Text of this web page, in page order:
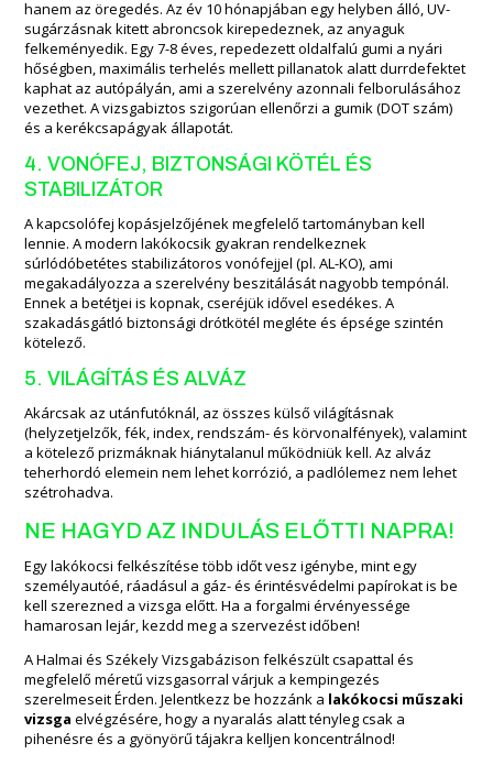
hanem az öregedés. Az év 10 hónapjában egy helyben álló, UV-
sugárzásnak kitett abroncsok kirepedeznek, az anyaguk
felkeményedik. Egy 7-8 éves, repedezett oldalfalú gumi a nyári
hőségben, maximális terhelés mellett pillanatok alatt durrdefektet
kaphat az autópályán, ami a szerelvény azonnali felborulásához
vezethet. A vizsgabiztos szigorúan ellenőrzi a gumik (DOT szám)
és a kerékcsapágyak állapotát.
4. VONÓFEJ, BIZTONSÁGI KÖTÉL ÉS
STABILIZÁTOR
A kapcsolófej kopásjelzőjének megfelelő tartományban kell
lennie. A modern lakókocsik gyakran rendelkeznek
súrlódóbetétes stabilizátoros vonófejjel (pl. AL-KO), ami
megakadályozza a szerelvény beszitálását nagyobb tempónál.
Ennek a betétjei is kopnak, cseréjük idővel esedékes. A
szakadásgátló biztonsági drótkötél megléte és épsége szintén
kötelező.
5. VILÁGÍTÁS ÉS ALVÁZ
Akárcsak az utánfutóknál, az összes külső világításnak
(helyzetjelzők, fék, index, rendszám- és körvonalfények), valamint
a kötelező prizmáknak hiánytalanul működniük kell. Az alváz
teherhordó elemein nem lehet korrózió, a padlólemez nem lehet
szétrohadva.
NE HAGYD AZ INDULÁS ELŐTTI NAPRA!
Egy lakókocsi felkészítése több időt vesz igénybe, mint egy
személyautóé, ráadásul a gáz- és érintésvédelmi papírokat is be
kell szerezned a vizsga előtt. Ha a forgalmi érvényessége
hamarosan lejár, kezdd meg a szervezést időben!
A Halmai és Székely Vizsgabázison felkészült csapattal és
megfelelő méretű vizsgasorral várjuk a kempingezés
szerelmeseit Érden. Jelentkezz be hozzánk a lakókocsi műszaki
vizsga elvégzésére, hogy a nyaralás alatt tényleg csak a
pihenésre és a gyönyörű tájakra kelljen koncentrálnod!